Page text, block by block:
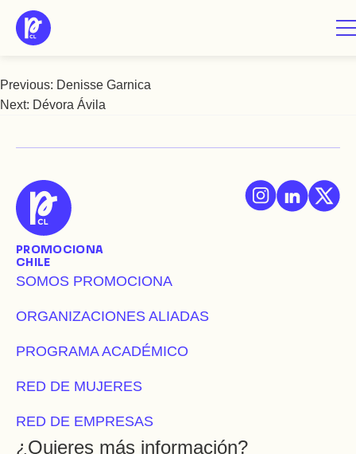
Saltar
Deyssi Páez
Navegación
entradas
Previous: Denisse Garnica
Next: Dévora Ávila
PROMOCIONA
CHILE
SOMOS PROMOCIONA
ORGANIZACIONES ALIADAS
PROGRAMA ACADÉMICO
RED DE MUJERES
RED DE EMPRESAS
¿Quieres más información?